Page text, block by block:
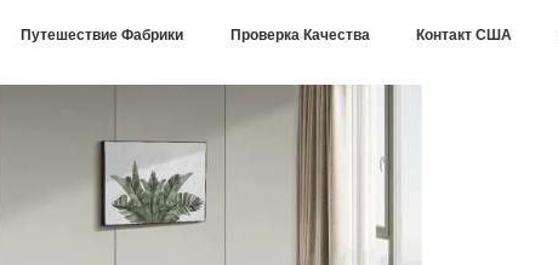
Путешествие Фабрики Проверка Качества Контакт США